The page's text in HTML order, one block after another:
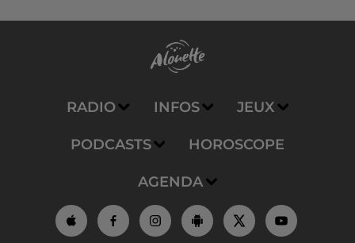
RADIO INFOS JEUX
PODCASTS HOROSCOPE
AGENDA